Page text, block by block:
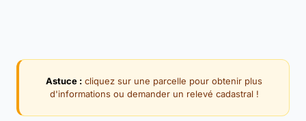
Astuce : cliquez sur une parcelle pour obtenir plus
d'informations ou demander un relevé cadastral !